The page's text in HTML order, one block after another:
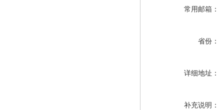
常用邮箱：
省份：
详细地址：
补充说明：